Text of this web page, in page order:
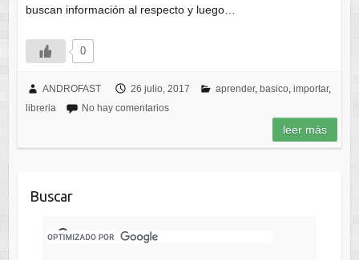
buscan información al respecto y luego…
0
ANDROFAST 26 julio, 2017 aprender, basico, importar,
libreria
No hay comentarios
leer más
Buscar